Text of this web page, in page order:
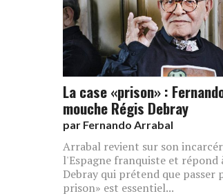
La case «prison» :
mouche Régis Debray
par Fernando Arrabal
Arrabal revient sur son
l'Espagne franquiste et répond
Debray qui prétend que passer
prison» est essentiel...